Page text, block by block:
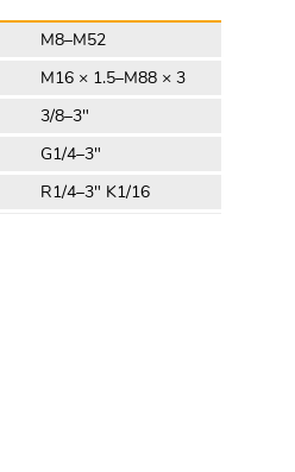
M8–M52
M16 × 1.5–M88 × 3
3/8–3"
G1/4–3"
R1/4–3″ K1/16